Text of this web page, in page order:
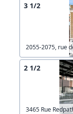
3 1/2
2055-2075, rue
2 1/2
3465 Rue